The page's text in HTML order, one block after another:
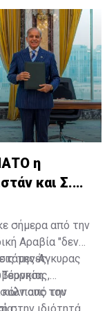
η
και Σ.
σήμερα από την
Αραβία "δεν
της Άγκυρας
του
από την
στην ιδιότητά